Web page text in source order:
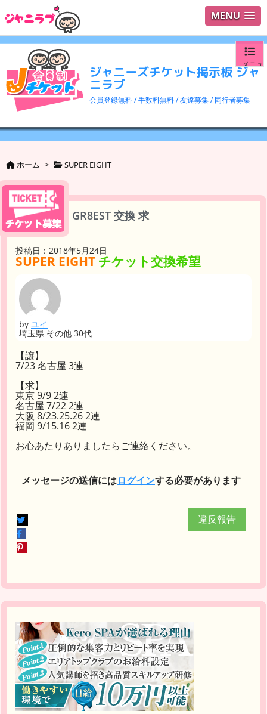
MENU
ジャニーズチケット掲示板 ジャ
ニラブ
会員登録無料 / 手数料無料 / 友達募集 / 同行者募集
メニュ
ログイ
ユーザ
ホーム > SUPER EIGHT
GR8EST 交換 求
投稿日：2018年5月24日
SUPER EIGHT チケット交換希望
by ユイ
埼玉県 その他 30代
【譲】
7/23 名古屋 3連
【求】
東京 9/9 2連
名古屋 7/22 2連
大阪 8/23.25.26 2連
福岡 9/15.16 2連
お心あたりありましたらご連絡ください。
メッセージの送信にはログインする必要があります
違反報告